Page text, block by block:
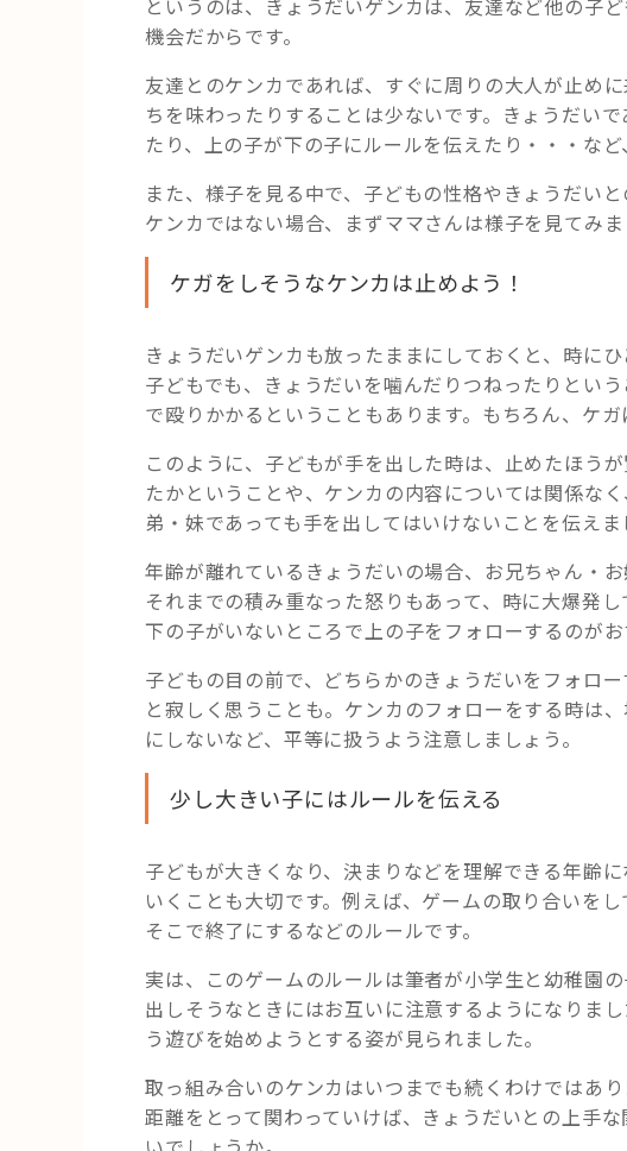
というのは、きょうだいゲンカは、友達など他の子
機会だからです。
友達とのケンカであれば、すぐに周りの大人が止め
ちを味わったりすることは少ないです。きょうだい
たり、上の子が下の子にルールを伝えたり・・・な
また、様子を見る中で、子どもの性格やきょうだい
ケンカではない場合、まずママさんは様子を見てみま
ケガをしそうなケンカは止めよう！
きょうだいゲンカも放ったままにしておくと、時に
子どもでも、きょうだいを噛んだりつねったりとい
で殴りかかるということもあります。もちろん、ケガ
このように、子どもが手を出した時は、止めたほう
たかということや、ケンカの内容については関係な
弟・妹であっても手を出してはいけないことを伝えま
年齢が離れているきょうだいの場合、お兄ちゃん・
それまでの積み重なった怒りもあって、時に大爆発
下の子がいないところで上の子をフォローするのがお
子どもの目の前で、どちらかのきょうだいをフォロ
と寂しく思うことも。ケンカのフォローをする時は
にしないなど、平等に扱うよう注意しましょう。
少し大きい子にはルールを伝える
子どもが大きくなり、決まりなどを理解できる年齢
いくことも大切です。例えば、ゲームの取り合いを
そこで終了にするなどのルールです。
実は、このゲームのルールは筆者が小学生と幼稚園
出しそうなときにはお互いに注意するようになりま
う遊びを始めようとする姿が見られました。
取っ組み合いのケンカはいつまでも続くわけではあ
距離をとって関わっていけば、きょうだいとの上手